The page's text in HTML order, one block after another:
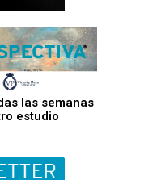
las semanas
estudio